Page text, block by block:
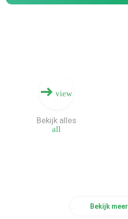
Digitale Inkjet-Drukmachine
Enige Pas Golfprinter
view
all
Bekijk alles
Bekijk meer